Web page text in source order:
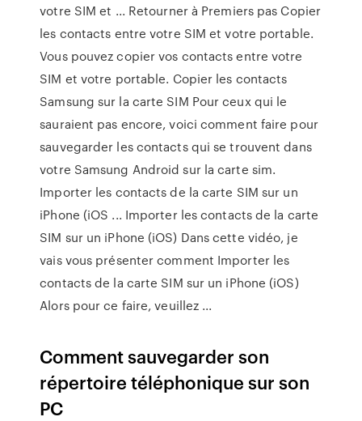
votre SIM et ... Retourner à Premiers pas Copier
les contacts entre votre SIM et votre portable.
Vous pouvez copier vos contacts entre votre
SIM et votre portable. Copier les contacts
Samsung sur la carte SIM Pour ceux qui le
sauraient pas encore, voici comment faire pour
sauvegarder les contacts qui se trouvent dans
votre Samsung Android sur la carte sim.
Importer les contacts de la carte SIM sur un
iPhone (iOS ... Importer les contacts de la carte
SIM sur un iPhone (iOS) Dans cette vidéo, je
vais vous présenter comment Importer les
contacts de la carte SIM sur un iPhone (iOS)
Alors pour ce faire, veuillez ...
Comment sauvegarder son
répertoire téléphonique sur son
PC